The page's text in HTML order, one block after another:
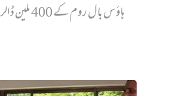
ہاؤس بال روم کے 400 ملین ڈالر کے منصوبے کو روک دیا...